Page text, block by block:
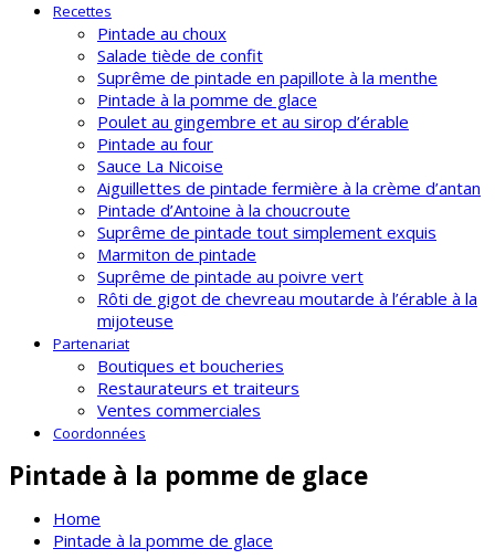
Recettes
Pintade au choux
Salade tiède de confit
Suprême de pintade en papillote à la menthe
Pintade à la pomme de glace
Poulet au gingembre et au sirop d’érable
Pintade au four
Sauce La Nicoise
Aiguillettes de pintade fermière à la crème d’antan
Pintade d’Antoine à la choucroute
Suprême de pintade tout simplement exquis
Marmiton de pintade
Suprême de pintade au poivre vert
Rôti de gigot de chevreau moutarde à l’érable à la
mijoteuse
Partenariat
Boutiques et boucheries
Restaurateurs et traiteurs
Ventes commerciales
Coordonnées
Pintade à la pomme de glace
Home
Pintade à la pomme de glace